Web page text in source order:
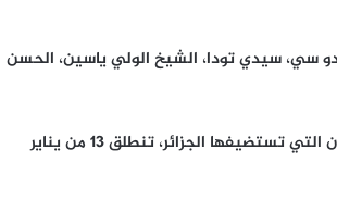
سي، سيدي تودا، الشيخ الولي ياسين، الحسن
يذكر أن بطولة الشان التي تستضيفها الجزائر، تنطلق 13 من يناير